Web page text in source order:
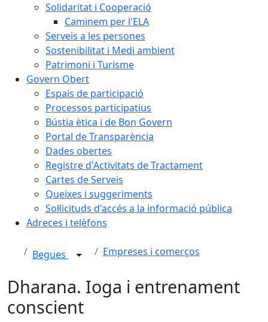
Solidaritat i Cooperació
Caminem per l'ELA
Serveis a les persones
Sostenibilitat i Medi ambient
Patrimoni i Turisme
Govern Obert
Espais de participació
Processos participatius
Bústia ètica i de Bon Govern
Portal de Transparència
Dades obertes
Registre d'Activitats de Tractament
Cartes de Serveis
Queixes i suggeriments
Sol·licituds d'accés a la informació pública
Adreces i telèfons
Begues Empreses i comerços
Dharana. Ioga i entrenament
conscient